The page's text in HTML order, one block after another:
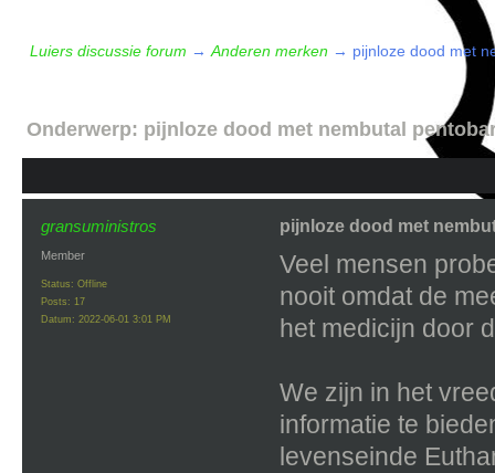
Luiers discussie forum → Anderen merken → pijnloze dood met
Onderwerp: pijnloze dood met nembutal
gransuministros
Member
Status: Offline
Posts: 17
Datum: 2022-06-01 3:01 PM
pijnloze dood met
Veel mensen
nooit omdat de
het medicijn door
We zijn in het
informatie te
levenseinde